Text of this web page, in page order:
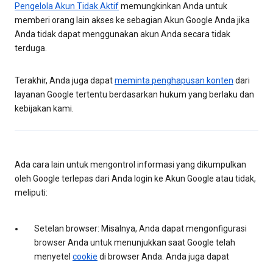
Pengelola Akun Tidak Aktifmemungkinkan Anda untuk
memberi orang lain akses ke sebagian Akun Google Anda jika
Anda tidak dapat menggunakan akun Anda secara tidak
terduga.
Terakhir, Anda juga dapatmeminta penghapusan konten dari
layanan Google tertentu berdasarkan hukum yang berlaku dan
kebijakan kami.
Ada cara lain untuk mengontrol informasi yang dikumpulkan
oleh Google terlepas dari Anda login ke Akun Google atau tidak,
meliputi:
Setelan browser: Misalnya, Anda dapat mengonfigurasi
browser Anda untuk menunjukkan saat Google telah
menyetel cookie di browser Anda. Anda juga dapat